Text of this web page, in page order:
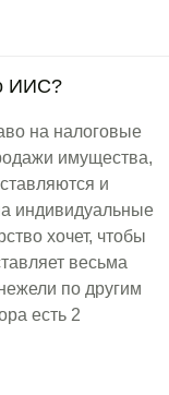
ИИС?
на налоговые
имущества,
и
индивидуальные
хочет, чтобы
весьма
по другим
есть 2